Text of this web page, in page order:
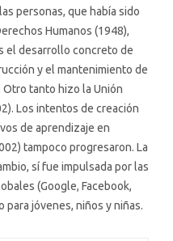
personas, que había sido
Humanos (1948),
el desarrollo concreto de
y el mantenimiento de
tanto hizo la Unión
Los intentos de creación
de aprendizaje en
tampoco progresaron. La
sí fue impulsada por las
(Google, Facebook,
jóvenes, niños y niñas.